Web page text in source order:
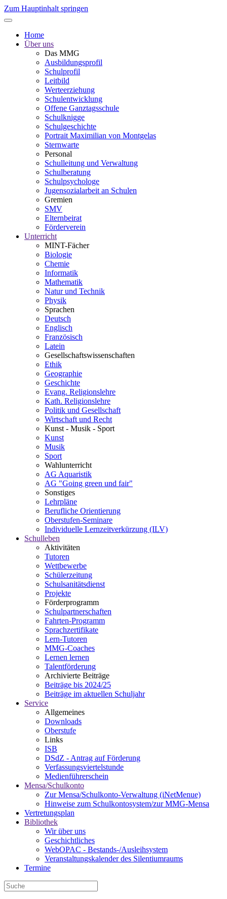
Zum Hauptinhalt springen
Home
Über uns
Das MMG
Ausbildungsprofil
Schulprofil
Leitbild
Werteerziehung
Schulentwicklung
Offene Ganztagsschule
Schulknigge
Schulgeschichte
Portrait Maximilian von Montgelas
Sternwarte
Personal
Schulleitung und Verwaltung
Schulberatung
Schulpsychologe
Jugensozialarbeit an Schulen
Gremien
SMV
Elternbeirat
Förderverein
Unterricht
MINT-Fächer
Biologie
Chemie
Informatik
Mathematik
Natur und Technik
Physik
Sprachen
Deutsch
Englisch
Französisch
Latein
Gesellschaftswissenschaften
Ethik
Geographie
Geschichte
Evang. Religionslehre
Kath. Religionslehre
Politik und Gesellschaft
Wirtschaft und Recht
Kunst - Musik - Sport
Kunst
Musik
Sport
Wahlunterricht
AG Aquaristik
AG "Going green und fair"
Sonstiges
Lehrpläne
Berufliche Orientierung
Oberstufen-Seminare
Individuelle Lernzeitverkürzung (ILV)
Schulleben
Aktivitäten
Tutoren
Wettbewerbe
Schülerzeitung
Schulsanitätsdienst
Projekte
Förderprogramm
Schulpartnerschaften
Fahrten-Programm
Sprachzertifikate
Lern-Tutoren
MMG-Coaches
Lernen lernen
Talentförderung
Archivierte Beiträge
Beiträge bis 2024/25
Beiträge im aktuellen Schuljahr
Service
Allgemeines
Downloads
Oberstufe
Links
ISB
DSdZ - Antrag auf Förderung
Verfassungsviertelstunde
Medienführerschein
Mensa/Schulkonto
Zur Mensa/Schulkonto-Verwaltung (iNetMenue)
Hinweise zum Schulkontosystem/zur MMG-Mensa
Vertretungsplan
Bibliothek
Wir über uns
Geschichtliches
WebOPAC - Bestands-/Ausleihsystem
Veranstaltungskalender des Silentiumraums
Termine